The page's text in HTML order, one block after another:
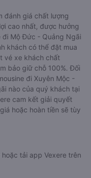
đánh giá chất lượng
cao nhất, được hưởng
đi Mộ Đức - Quảng Ngãi
khách có thể đặt mua
vé xe khách chất
bảo giữ chỗ 100%. Đối
đi Xuyên Mộc -
nào của quý khách tại
cam kết giải quyết
hoặc hoàn tiền sẽ tùy
tải app Vexere trên